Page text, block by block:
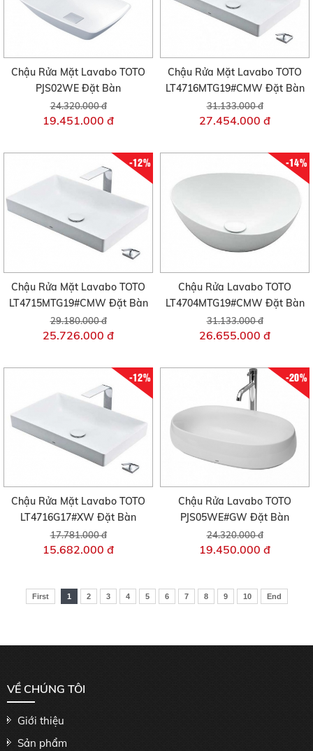
Chậu Rửa Mặt Lavabo TOTO
PJS02WE Đặt Bàn
24.320.000 đ
19.451.000 đ
Chậu Rửa Mặt Lavabo TOTO
LT4716MTG19#CMW Đặt Bàn
31.133.000 đ
27.454.000 đ
-12%
Chậu Rửa Mặt Lavabo TOTO
LT4715MTG19#CMW Đặt Bàn
29.180.000 đ
25.726.000 đ
-14%
Chậu Rửa Lavabo TOTO
LT4704MTG19#CMW Đặt Bàn
31.133.000 đ
26.655.000 đ
-12%
Chậu Rửa Mặt Lavabo TOTO
LT4716G17#XW Đặt Bàn
17.781.000 đ
15.682.000 đ
-20%
Chậu Rửa Lavabo TOTO
PJS05WE#GW Đặt Bàn
24.320.000 đ
19.450.000 đ
First 1 2 3 4 5 6 7 8 9 10 End
VỀ CHÚNG TÔI
Giới thiệu
Sản phẩm